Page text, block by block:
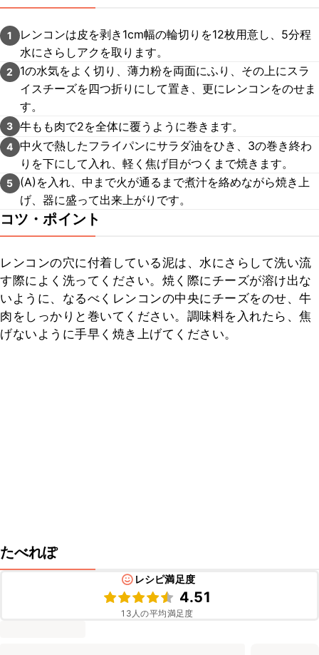
1
レンコンは皮を剥き1cm幅の輪切りを12枚用意し、5分程
水にさらしアクを取ります。
2
1の水気をよく切り、薄力粉を両面にふり、その上にスラ
イスチーズを四つ折りにして置き、更にレンコンをのせま
す。
3 牛もも肉で2を全体に覆うように巻きます。
4 中火で熱したフライパンにサラダ油をひき、3の巻き終わ
りを下にして入れ、軽く焦げ目がつくまで焼きます。
5
(A)を入れ、中まで火が通るまで煮汁を絡めながら焼き上
げ、器に盛って出来上がりです。
コツ・ポイント
レンコンの穴に付着している泥は、水にさらして洗い流
す際によく洗ってください。焼く際にチーズが溶け出な
いように、なるべくレンコンの中央にチーズをのせ、牛
肉をしっかりと巻いてください。調味料を入れたら、焦
げないように手早く焼き上げてください。
たべれぽ
レシピ満足度
4.51
13 人の平均満足度